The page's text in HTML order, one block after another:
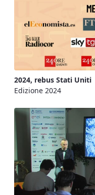
2024, rebus Stati Uniti
Edizione 2024